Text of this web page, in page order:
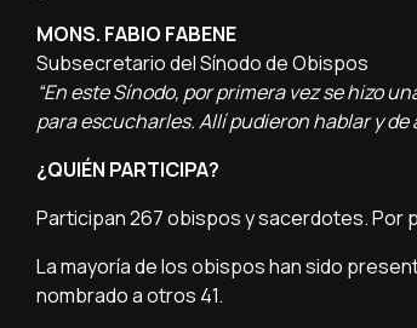
MONS. FABIO FABENE
Subsecretario del Sínodo de Obispos
“En este Sínodo, por primera vez se hizo
para escucharles. Allí pudieron hablar y
¿QUIÉN PARTICIPA?
Participan 267 obispos y sacerdotes. Por
La mayoría de los obispos han sido
nombrado a otros 41.